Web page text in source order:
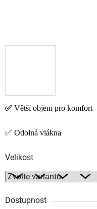
✅ Větší objem pro komfort
✅ Odolná vlákna
Velikost
Dostupnost